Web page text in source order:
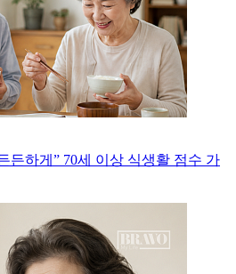
든하게” 70세 이상 식생활 점수 가